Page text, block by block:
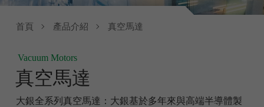
首頁 產品介紹 真空馬達
Vacuum Motors
真空馬達
大銀全系列真空馬達：大銀基於多年來與高端半導體製